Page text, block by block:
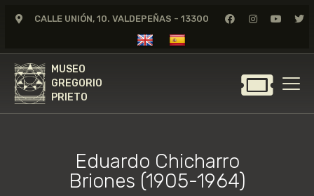
CALLE UNIÓN, 10. VALDEPEÑAS - 13300
MUSEO
GREGORIO
PRIETO
MUSEO
GREGORIO
GREGORIO PRIETO
ARCHIVO
CERTAMEN DE DIBUJO
Eduardo Chicharro
Briones (1905-1964)